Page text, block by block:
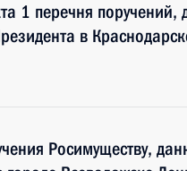
1 перечня
в
Росимуществу,